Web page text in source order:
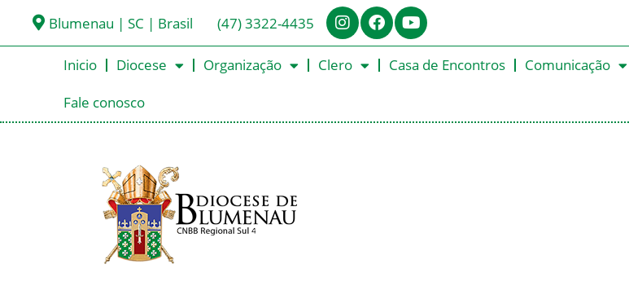
Blumenau | SC | Brasil (47) 3322-4435
Inicio Diocese Organização Clero Casa de Encontros Comunicação
Fale conosco